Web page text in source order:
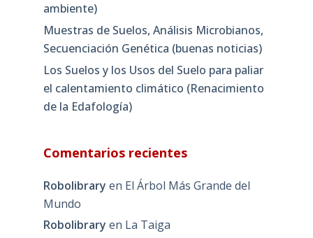
ambiente)
Muestras de Suelos, Análisis Microbianos,
Secuenciación Genética (buenas noticias)
Los Suelos y los Usos del Suelo para paliar
el calentamiento climático (Renacimiento
de la Edafología)
Comentarios recientes
Robolibrary en El Árbol Más Grande del
Mundo
Robolibrary en La Taiga